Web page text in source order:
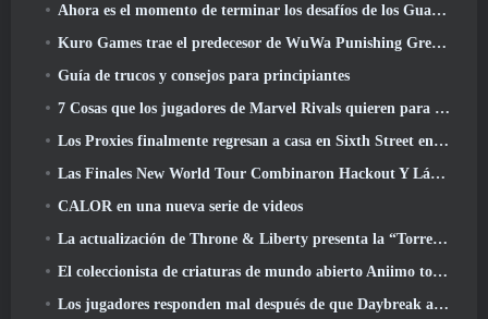
Ahora es el momento de terminar los desafíos de los Guardianes de la Llama en Path Of Exile durante Legacy Of Phrecia
Kuro Games trae el predecesor de WuWa Punishing Grey Raven a Steam
Guía de trucos y consejos para principiantes
7 Cosas que los jugadores de Marvel Rivals quieren para el juego 2026
Los Proxies finalmente regresan a casa en Sixth Street en la versión de Zenless Zone Zero 2.6 Actualizar
Las Finales New World Tour Combinaron Hackout Y Láseres Orbitales
CALOR en una nueva serie de videos
La actualización de Throne & Liberty presenta la “Torre de la codicia” generada aleatoriamente
El coleccionista de criaturas de mundo abierto Aniimo toca las notas correctas
Los jugadores responden mal después de que Daybreak anunciara planes para saltarse las hojas de ruta de EverQuest y EQ2